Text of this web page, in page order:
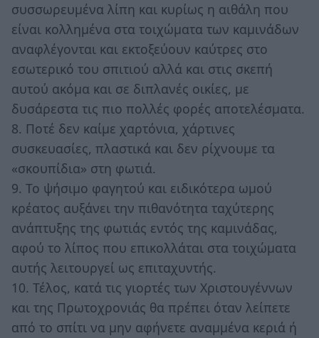
συσσωρευμένα λίπη και κυρίως η αιθάλη που
είναι κολλημένα στα τοιχώματα των καμινάδων
αναφλέγονται και εκτοξεύουν καύτρες στο
εσωτερικό του σπιτιού αλλά και στις σκεπή
αυτού ακόμα και σε διπλανές οικίες, με
δυσάρεστα τις πιο πολλές φορές αποτελέσματα.
8. Ποτέ δεν καίμε χαρτόνια, χάρτινες
συσκευασίες, πλαστικά και δεν ρίχνουμε τα
«σκουπίδια» στη φωτιά.
9. Το ψήσιμο φαγητού και ειδικότερα ωμού
κρέατος αυξάνει την πιθανότητα ταχύτερης
ανάπτυξης της φωτιάς εντός της καμινάδας,
αφού το λίπος που επικολλάται στα τοιχώματα
αυτής λειτουργεί ως επιταχυντής.
10. Τέλος, κατά τις γιορτές των Χριστουγέννων
και της Πρωτοχρονιάς θα πρέπει όταν λείπετε
από το σπίτι να μην αφήνετε αναμμένα κεριά ή